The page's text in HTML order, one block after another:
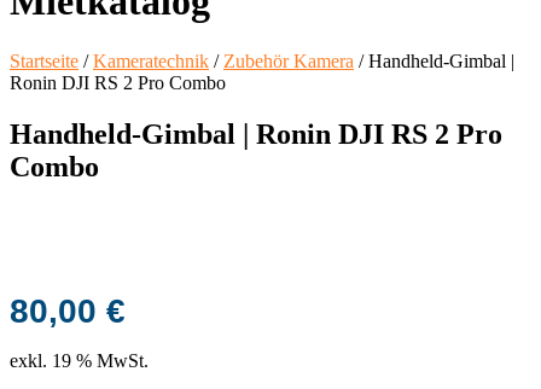
Startseite /Kameratechnik / Zubehör Kamera / Handheld-Gimbal |
Ronin DJI RS 2 Pro Combo
Handheld-Gimbal | Ronin DJI RS 2 Pro
Combo
80,00 €
exkl. 19 % MwSt.